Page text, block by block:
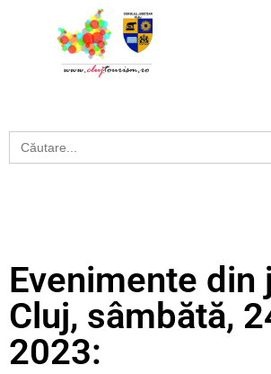
Search
for:
Evenimente din
Cluj, sâmbătă,
2023: